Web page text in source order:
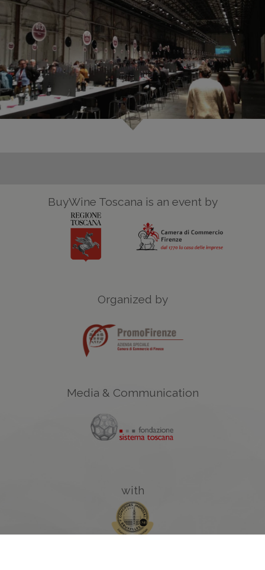
BuyWine Toscana is an event by
Organized by
Media & Communication
with